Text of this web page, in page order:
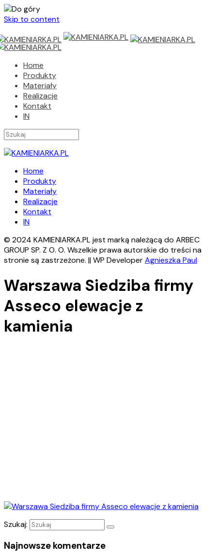
Skip to content
Home
Produkty
Materiały
Realizacje
Kontakt
IN
Home
Produkty
Materiały
Realizacje
Kontakt
IN
© 2024 KAMIENIARKA.PL jest marką należącą do ARBEC
GROUP SP. Z O. O. Wszelkie prawa autorskie do treści na
stronie są zastrzeżone. || WP DeveloperAgnieszka Paul
Warszawa Siedziba firmy
Asseco elewacje z
kamienia
Szukaj:
Najnowsze komentarze